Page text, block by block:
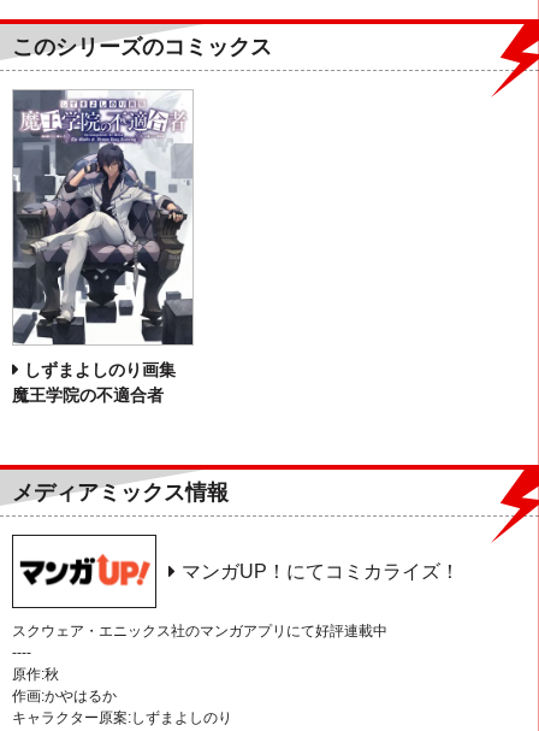
このシリーズのコミックス
しずまよしのり画集
魔王学院の不適合者
メディアミックス情報
マンガUP！にてコミカライズ！
スクウェア・エニックス社のマンガアプリにて好評連載中
----
原作:秋
作画:かやはるか
キャラクター原案:しずまよしのり